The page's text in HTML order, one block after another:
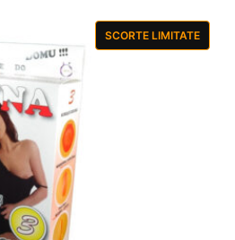
SCORTE LIMITATE